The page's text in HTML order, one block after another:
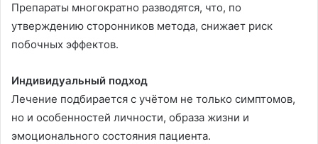
Препараты многократно разводятся, что, по
утверждению сторонников метода, снижает риск
побочных эффектов.
Индивидуальный подход
Лечение подбирается с учётом не только симптомов,
но и особенностей личности, образа жизни и
эмоционального состояния пациента.